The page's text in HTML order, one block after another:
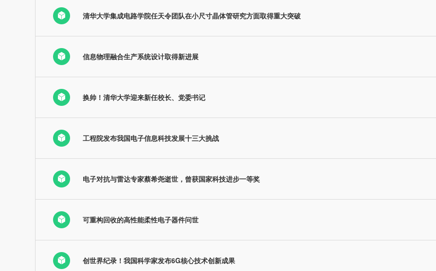
清华大学集成电路学院任天令团队在小尺寸晶体管研究方面取得重大突破
信息物理融合生产系统设计取得新进展
换帅！清华大学迎来新任校长、党委书记
工程院发布我国电子信息科技发展十三大挑战
电子对抗与雷达专家蔡希尧逝世，曾获国家科技进步一等奖
可重构回收的高性能柔性电子器件问世
创世界纪录！我国科学家发布6G核心技术创新成果